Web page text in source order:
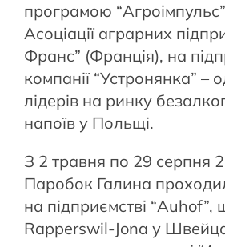
програмою
Асоціації аграрних
Франс” (Франція), на
компанії “Устронянка” –
лідерів на ринку
напоїв у Польщі.
З 2 травня по 29 серпня
Паробок Галина
на підприємстві “Auhof”,
Rapperswil-Jona у